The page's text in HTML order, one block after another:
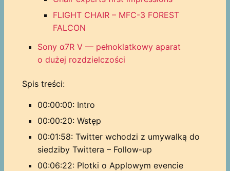
FLIGHT CHAIR – MFC-3 FOREST
FALCON
Sony α7R V — pełnoklatkowy aparat
o dużej rozdzielczości
Spis treści:
00:00:00: Intro
00:00:20: Wstęp
00:01:58: Twitter wchodzi z umywalką do
siedziby Twittera – Follow-up
00:06:22: Plotki o Applowym evencie